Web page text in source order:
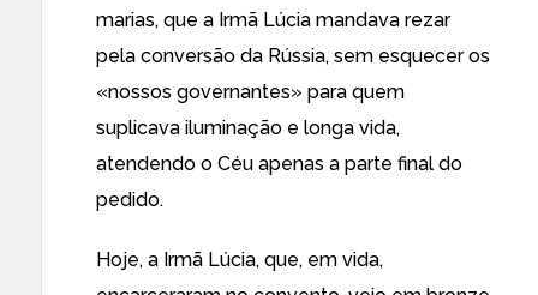
marias, que a Irmã Lúcia mandava rezar
pela conversão da Rússia, sem esquecer os
«nossos governantes» para quem
suplicava iluminação e longa vida,
atendendo o Céu apenas a parte final do
pedido.
Hoje, a Irmã Lúcia, que, em vida,